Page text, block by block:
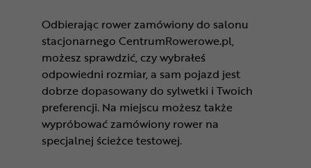
Odbierając rower zamówiony do salonu
stacjonarnego CentrumRowerowe.pl,
możesz sprawdzić, czy wybrałeś
odpowiedni rozmiar, a sam pojazd jest
dobrze dopasowany do sylwetki i Twoich
preferencji. Na miejscu możesz także
wypróbować zamówiony rower na
specjalnej ścieżce testowej.